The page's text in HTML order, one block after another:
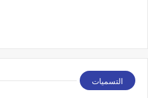
التسميات